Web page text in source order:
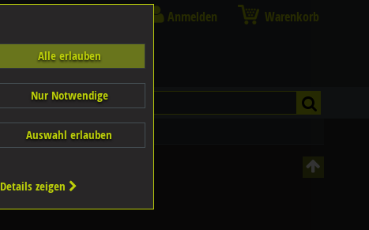
Anmelden Warenkorb
Alle erlauben
Nur Notwendige
Auswahl erlauben
Details zeigen